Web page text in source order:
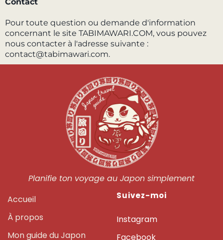
Pour toute question ou demande d'information
concernant le site TABIMAWARI.COM, vous pouvez
nous contacter à l'adresse suivante :
contact@tabimawari.com.
Planifie ton voyage au Japon simplement
Accueil
À propos
Mon guide du Japon
Suivez-moi
Instagram
Facebook